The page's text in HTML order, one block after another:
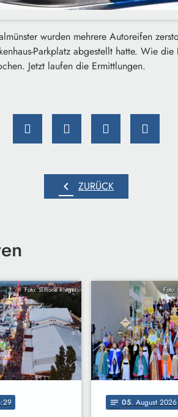
wurden mehrere Autoreifen
Parkplatz abgestellt hatte. Wie
Jetzt laufen die Ermittlungen.
chevron_left ZURÜCK
Foto: Simone Rieger
notes 05. August